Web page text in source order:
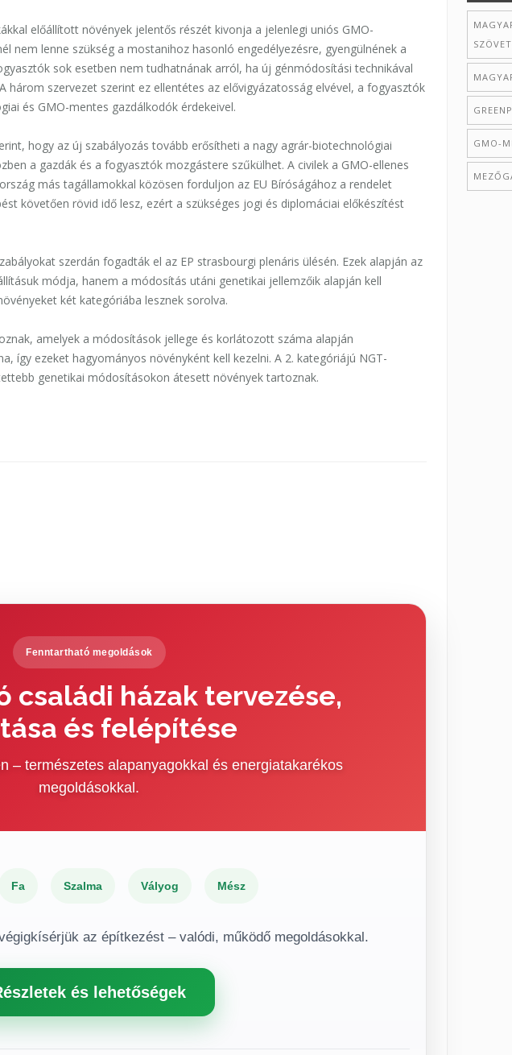
előállított növények jelentős részét kivonja a jelenlegi uniós GMO-
nem lenne szükség a mostanihoz hasonló engedélyezésre, gyengülnének a
sok esetben nem tudhatnának arról, ha új génmódosítási technikával
három szervezet szerint ez ellentétes az elővigyázatosság elvével, a fogyasztók
és GMO-mentes gazdálkodók érdekeivel.
hogy az új szabályozás tovább erősítheti a nagy agrár-biotechnológiai
a gazdák és a fogyasztók mozgástere szűkülhet. A civilek a GMO-ellenes
más tagállamokkal közösen forduljon az EU Bíróságához a rendelet
követően rövid idő lesz, ezért a szükséges jogi és diplomáciai előkészítést
szerdán fogadták el az EP strasbourgi plenáris ülésén. Ezek alapján az
módja, hanem a módosítás utáni genetikai jellemzőik alapján kell
két kategóriába lesznek sorolva.
amelyek a módosítások jellege és korlátozott száma alapján
így ezeket hagyományos növényként kell kezelni. A 2. kategóriájú NGT-
genetikai módosításokon átesett növények tartoznak.
Fenntartható megoldások
családi házak tervezése,
és felépítése
– természetes alapanyagokkal és energiatakarékos
megoldásokkal.
Fa Szalma Vályog Mész
az építkezést – valódi, működő megoldásokkal.
és lehetőségek
GMO-